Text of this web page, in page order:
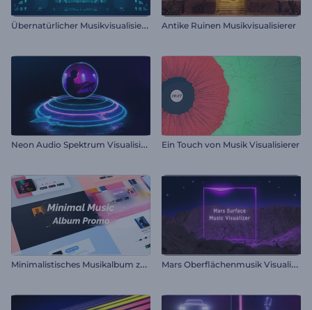
Ü
bernatürlicher Musikvisualisierer Antike Ruinen Musikvisualisierer
N
eon Audio Spektrum Visualisierer Ein Touch von Musik Visualisierer
M
inimalistisches Musikalbum zu Werbezwecken M
ars Oberflächenmusik Visualisierer